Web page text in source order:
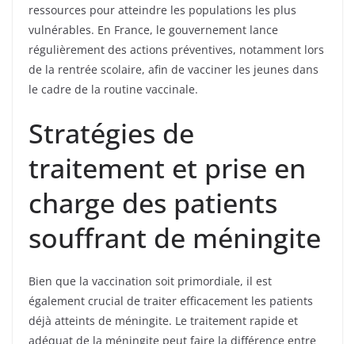
ressources pour atteindre les populations les plus
vulnérables. En France, le gouvernement lance
régulièrement des actions préventives, notamment lors
de la rentrée scolaire, afin de vacciner les jeunes dans
le cadre de la routine vaccinale.
Stratégies de
traitement et prise en
charge des patients
souffrant de méningite
Bien que la vaccination soit primordiale, il est
également crucial de traiter efficacement les patients
déjà atteints de méningite. Le traitement rapide et
adéquat de la méningite peut faire la différence entre